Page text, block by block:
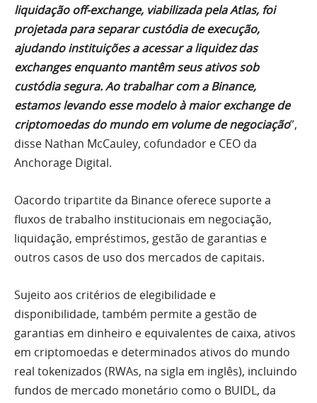
liquidação off-exchange, viabilizada pela Atlas, foi
projetada para separar custódia de execução,
ajudando instituições a acessar a liquidez das
exchanges enquanto mantêm seus ativos sob
custódia segura. Ao trabalhar com a Binance,
estamos levando esse modelo à maior exchange de
criptomoedas do mundo em volume de negociação”,
disse Nathan McCauley, cofundador e CEO da
Anchorage Digital.
Oacordo tripartite da Binance oferece suporte a
fluxos de trabalho institucionais em negociação,
liquidação, empréstimos, gestão de garantias e
outros casos de uso dos mercados de capitais.
Sujeito aos critérios de elegibilidade e
disponibilidade, também permite a gestão de
garantias em dinheiro e equivalentes de caixa, ativos
em criptomoedas e determinados ativos do mundo
real tokenizados (RWAs, na sigla em inglês), incluindo
fundos de mercado monetário como o BUIDL, da